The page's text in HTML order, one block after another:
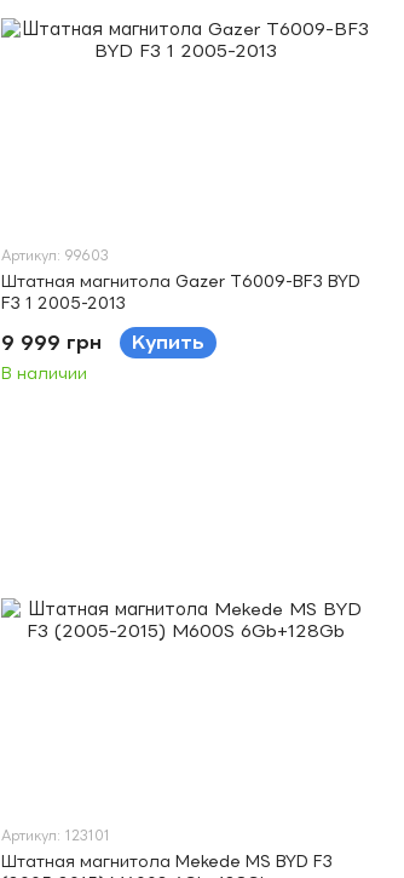
Артикул: 99603
Штатная магнитола Gazer T6009-BF3 BYD
F3 1 2005-2013
9 999 грн Купить
В наличии
Артикул: 123101
Штатная магнитола Mekede MS BYD F3